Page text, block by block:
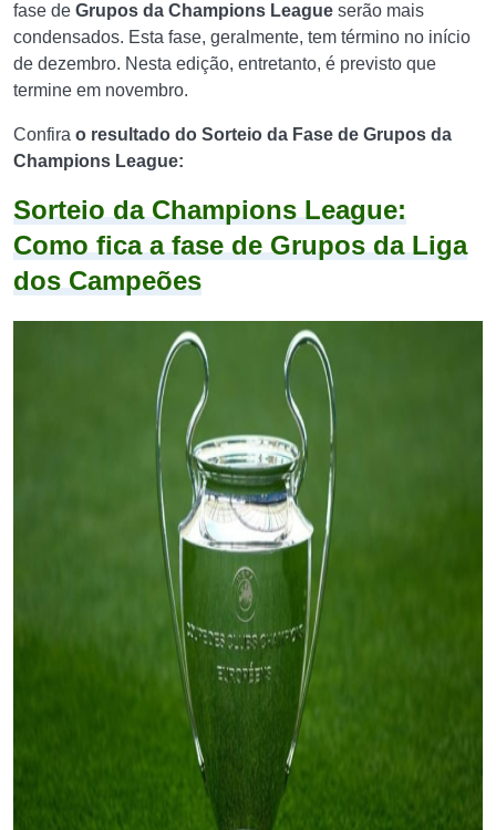
fase de Grupos da Champions League serão mais
condensados. Esta fase, geralmente, tem término no início
de dezembro. Nesta edição, entretanto, é previsto que
termine em novembro.
Confira o resultado do Sorteio da Fase de Grupos da
Champions League:
Sorteio da Champions League:
Como fica a fase de Grupos da Liga
dos Campeões